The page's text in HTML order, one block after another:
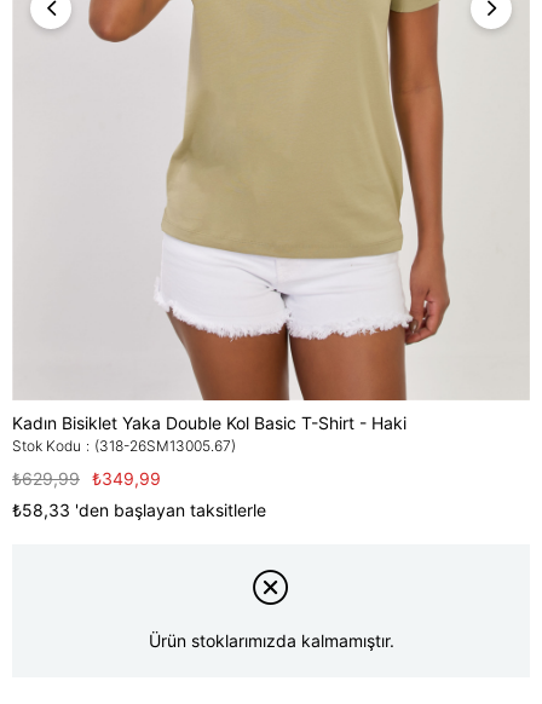
Kadın Bisiklet Yaka Double Kol Basic T-Shirt - Haki
Stok Kodu (318-26SM13005.67)
₺629,99 ₺349,99
₺58,33 'den başlayan taksitlerle
Ürün stoklarımızda kalmamıştır.